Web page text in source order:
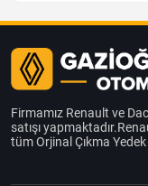
Firmamız Renault ve
satışı
tüm Orjinal Çıkma